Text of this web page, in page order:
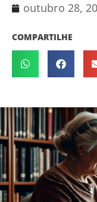
outubro 28,
COMPARTILHE